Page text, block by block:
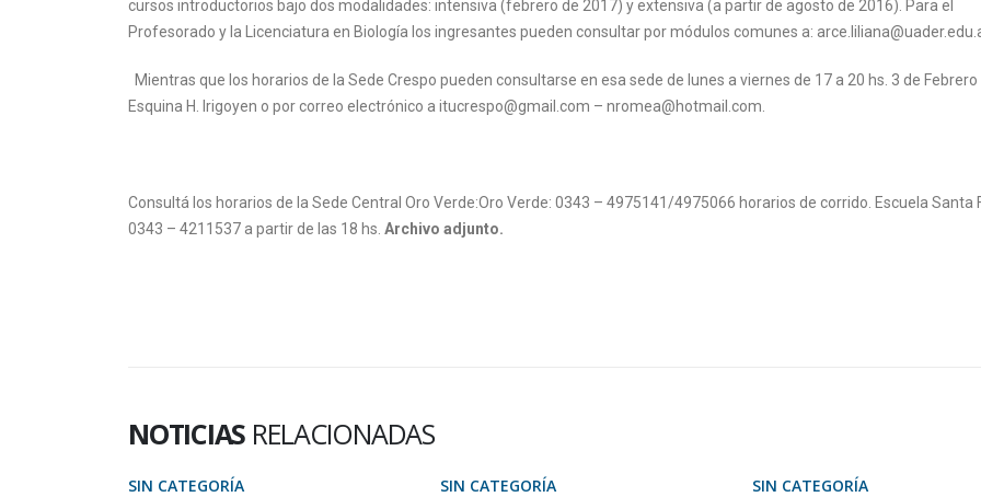
cursos introductorios bajo dos modalidades: intensiva (febrero de 2017) y extensiva (a partir de agosto de 2016). Para el
Profesorado y la Licenciatura en Biología los ingresantes pueden consultar por módulos comunes a:
Mientras que los horarios de la Sede Crespo pueden consultarse en esa sede de lunes a viernes de 17 a 20 hs. 3 de Febrero
Esquina H. Irigoyen o por correo electrónico a itucrespo@gmail.com – nromea@hotmail.com.
Consultá los horarios de la Sede Central Oro Verde:Oro Verde: 0343 – 4975141/4975066 horarios de corrido. Escuela Santa
0343 – 4211537 a partir de las 18 hs. Archivo adjunto.
NOTICIAS RELACIONADAS
SIN CATEGORÍA SIN CATEGORÍA SIN CATEGORÍA